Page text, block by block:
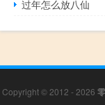
过年怎么放八仙
Copyright © 2012 - 2026